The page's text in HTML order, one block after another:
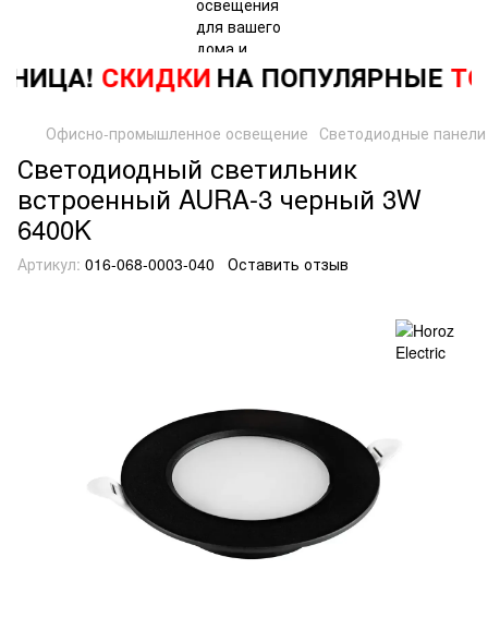
СКИДКИНА ПОПУЛЯРНЫЕ
Офисно-промышленное освещение Светодиодные панели
Светодиодный светильник
встроенный AURA-3 черный 3W
6400K
Артикул: 016-068-0003-040 Оставить отзыв